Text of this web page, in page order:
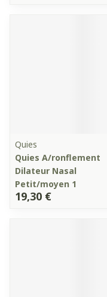
Quies
Quies A/ronflement
Dilateur Nasal
Petit/moyen 1
19,30 €